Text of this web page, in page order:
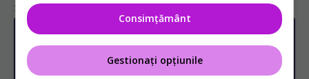
10 mai 2024, 11:09
Consimțământ
Gestionați opțiunile